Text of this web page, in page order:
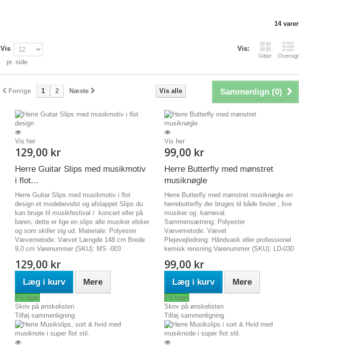
14 varer
Vis:
Gitter Oversigt
Vis
pr. side
Sammenlign (0)
Vis alle
Forrige 1 2 Næste
Vis her
129,00 kr
Herre Guitar Slips med musikmotiv
i flot...
Herre Guitar Slips med musikmotiv i flot
design et modebevidst og afslappet Slips du
kan bruge til musikfestival / koncert eller på
baren. dette er lige en slips alle musiker elsker
og som skiller sig ud. Materiale: Polyester
Vævemetode: Vævet Længde 148 cm Brede
9,0 cm Varenummer (SKU): MS -003
129,00 kr
Læg i kurv Mere
På lager
Skriv på ønskelisten
Tilføj sammenligning
Vis her
99,00 kr
Herre Butterfly med mønstret
musiknøgle
Herre Butterfly med mønstret musiknøgle en
herrebutterfly der bruges til både fester , live
musiker og karneval.
Sammensætning: Polyester
Vævemetode: Vævet
Plejevejledning: Håndvask eller professionel
kemisk rensning Varenummer (SKU): LD-030
99,00 kr
Læg i kurv Mere
På lager
Skriv på ønskelisten
Tilføj sammenligning